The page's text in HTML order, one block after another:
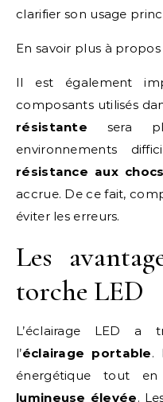
clarifier son usage
En savoir plus à
Il est également
composants utilisés
résistante sera
environnements
résistance aux chocs
accrue. De ce fait,
éviter les erreurs.
Les
torche LED
L’éclairage LED a
l’éclairage portable.
énergétique tout
lumineuse élevée.